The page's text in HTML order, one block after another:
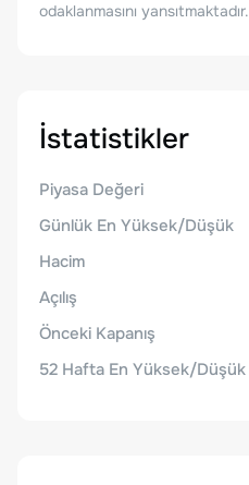
odaklanmasını yansıtmaktadır.
İstatistikler
Piyasa Değeri
Günlük En Yüksek/Düşük
Hacim
Açılış
Önceki Kapanış
52 Hafta En Yüksek/Düşük